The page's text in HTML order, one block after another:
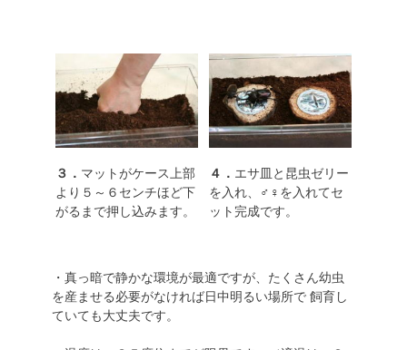
３． マットがケース上部
より５～６センチほど下
がるまで押し込みます。
４． エサ皿と昆虫ゼリー
を入れ、♂♀を入れてセ
ット完成です。
・真っ暗で静かな環境が最適ですが、たくさん幼虫
を産ませる必要がなければ日中明るい場所で 飼育し
ていても大丈夫です。